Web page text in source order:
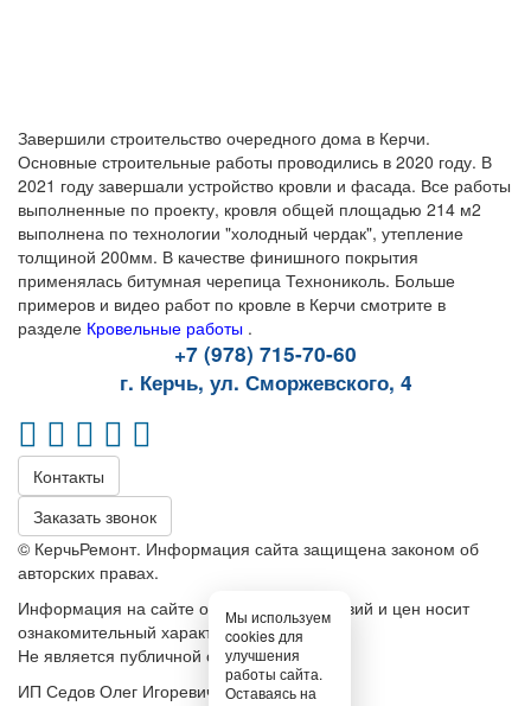
Завершили строительство очередного дома в Керчи.
Основные строительные работы проводились в 2020 году. В
2021 году завершали устройство кровли и фасада. Все работы
выполненные по проекту, кровля общей площадью 214 м2
выполнена по технологии "холодный чердак", утепление
толщиной 200мм. В качестве финишного покрытия
применялась битумная черепица Технониколь. Больше
примеров и видео работ по кровле в Керчи смотрите в
разделе Кровельные работы .
+7 (978) 715-70-60
г. Керчь, ул. Сморжевского, 4
Контакты
Заказать звонок
© КерчьРемонт. Информация сайта защищена законом об
авторских правах.
Информация на сайте относительно условий и цен носит
ознакомительный характер.
Не является публичной офертой
ИП Седов Олег Игоревич
Мы используем
cookies для
улучшения
работы сайта.
Оставаясь на